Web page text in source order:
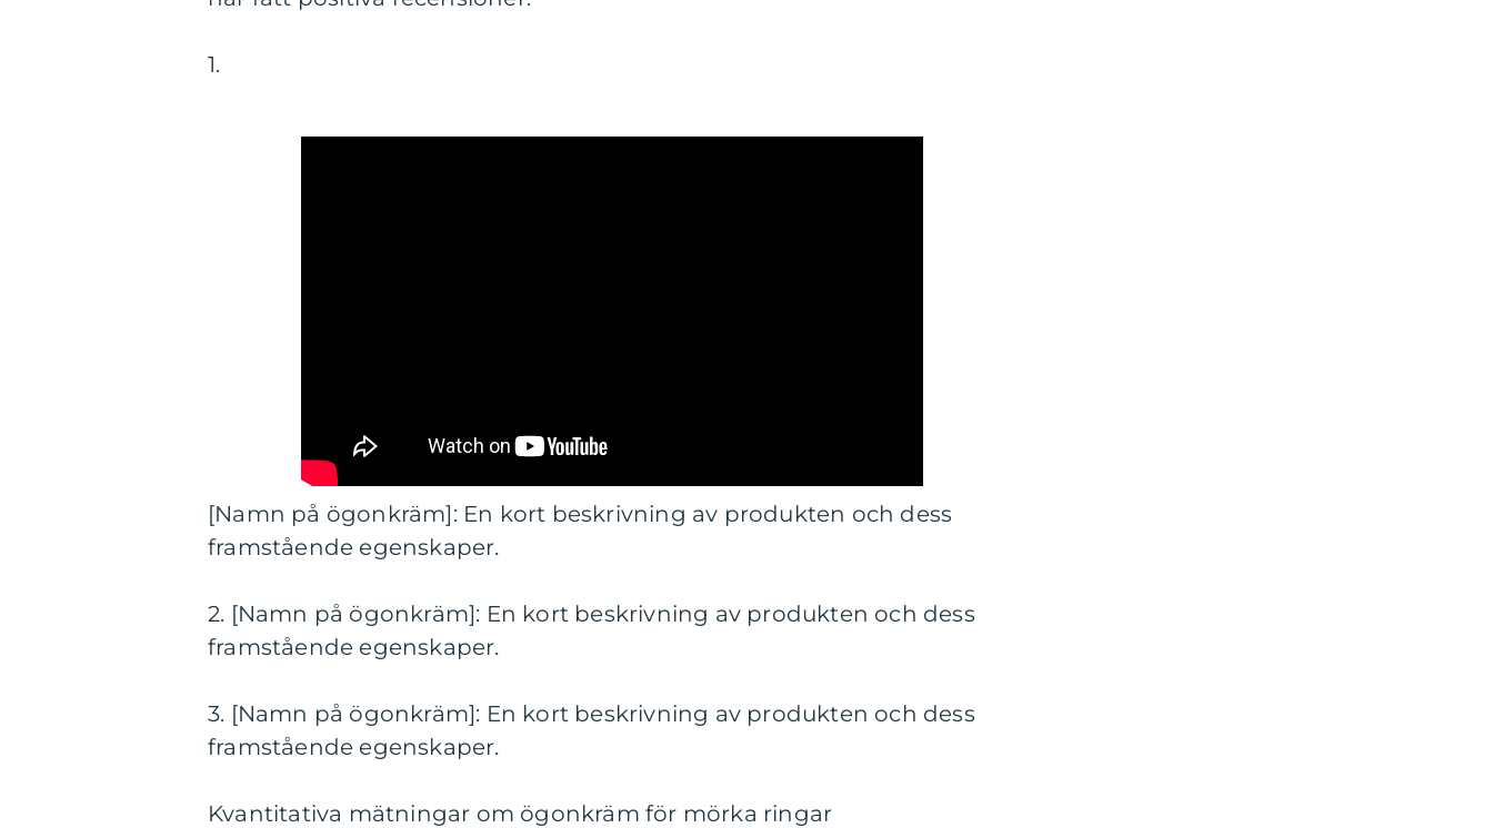
1.
[Namn på ögonkräm]: En kort beskrivning av produkten och dess
framstående egenskaper.
2. [Namn på ögonkräm]: En kort beskrivning av produkten och dess
framstående egenskaper.
3. [Namn på ögonkräm]: En kort beskrivning av produkten och dess
framstående egenskaper.
Kvantitativa mätningar om ögonkräm för mörka ringar